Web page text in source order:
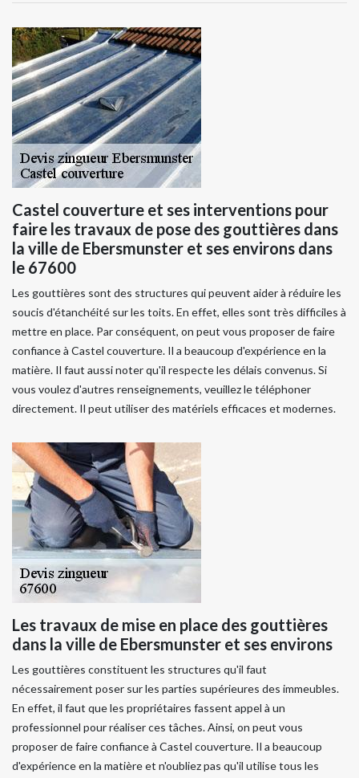
Castel couverture et ses interventions pour
faire les travaux de pose des gouttières dans
la ville de Ebersmunster et ses environs dans
le 67600
Les gouttières sont des structures qui peuvent aider à réduire les
soucis d'étanchéité sur les toits. En effet, elles sont très difficiles à
mettre en place. Par conséquent, on peut vous proposer de faire
confiance à Castel couverture. Il a beaucoup d'expérience en la
matière. Il faut aussi noter qu'il respecte les délais convenus. Si
vous voulez d'autres renseignements, veuillez le téléphoner
directement. Il peut utiliser des matériels efficaces et modernes.
Les travaux de mise en place des gouttières
dans la ville de Ebersmunster et ses environs
Les gouttières constituent les structures qu'il faut
nécessairement poser sur les parties supérieures des immeubles.
En effet, il faut que les propriétaires fassent appel à un
professionnel pour réaliser ces tâches. Ainsi, on peut vous
proposer de faire confiance à Castel couverture. Il a beaucoup
d'expérience en la matière et n'oubliez pas qu'il utilise tous les